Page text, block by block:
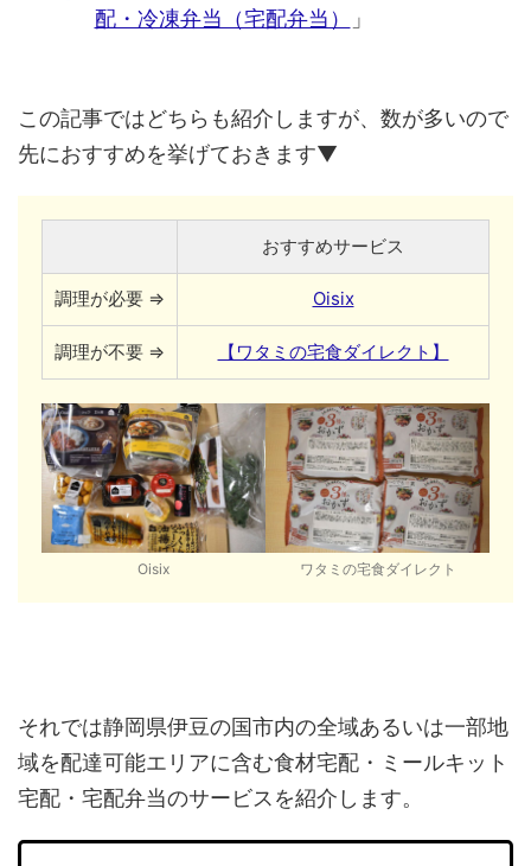
配・冷凍弁当（宅配弁当）
」
この記事ではどちらも紹介しますが、数が多いので
先におすすめを挙げておきます▼
おすすめサービス
調理が必要 ⇒ Oisix
調理が不要 ⇒ 【ワタミの宅食ダイレクト】
Oisix ワタミの宅食ダイレクト
それでは静岡県伊豆の国市内の全域あるいは一部地
域を配達可能エリアに含む食材宅配・ミールキット
宅配・宅配弁当のサービスを紹介します。